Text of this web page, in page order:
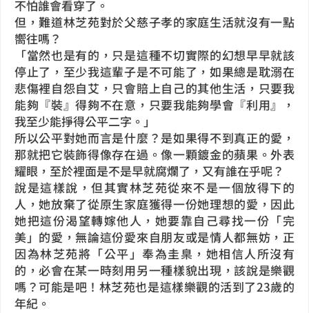
不怕誰會看穿了。
但，難道林芝苑對於父慈子孝的家庭生活就沒有一點
嚮往嗎？
「當然也是有的，只是這種不切實際的幻想早早就該
停止了，至少我這輩子是不可能了，如果總是耽溺在
悲傷裡自怨自艾，只會賠上自己的其他生活，只要我
能夠『裝』得夠不在意，只要我能夠學會『利用』，
我至少能掙得公平二字。」
所以公平對她而言是什麼？是如果得不到真正的愛，
那就把它裝飾得像存在過。像一顆鍍金的蘋果。外表
耀眼，至於裡面是不是早就腐爛了，又有誰在乎呢？
說是這樣說，但其實林芝苑從來不是一個放得下的
人，她放棄了從原生家庭獲得一份她理想的愛，因此
她把這份渴望轉嫁他人，她要靠自己尋找一份「完
美」的愛，無論這份愛來自朋友或是情人都無妨，正
因為林芝苑將「公平」奉為圭臬，她相信人所沒有
的，必會在某一時刻用另一種樣貌出現，該說是樂觀
嗎？可能是吧！林芝苑也是這樣樂觀的活到了23歲的
年紀。